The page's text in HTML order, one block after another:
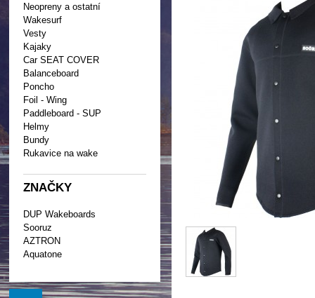
Neopreny a ostatní
Wakesurf
Vesty
Kajaky
Car SEAT COVER
Balanceboard
Poncho
Foil - Wing
Paddleboard - SUP
Helmy
Bundy
Rukavice na wake
ZNAČKY
DUP Wakeboards
Sooruz
AZTRON
Aquatone